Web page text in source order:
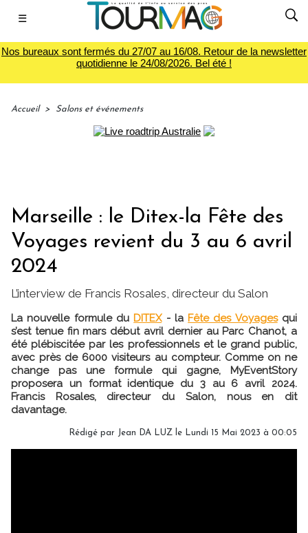
☰
Nos bureaux sont fermés du 27/07 au 16/08. Retour de la newsletter
quotidienne le 24/08/2026. Bel été !
Accueil > Salons et événements
Marseille : le Ditex-la Fête des
Voyages revient du 3 au 6 avril
2024
L’interview de Francis Rosales, directeur du Salon
La nouvelle formule du DITEX- la Fête des Voyagesqui
s’est tenue fin mars début avril dernier au Parc Chanot, a
été plébiscitée par les professionnels et le grand public,
avec près de 6000 visiteurs au compteur. Comme on ne
change pas une formule qui gagne, MyEventStory
proposera un format identique du 3 au 6 avril 2024.
Francis Rosales, directeur du Salon, nous en dit
davantage.
Rédigé par Jean DA LUZ le Lundi 15 Mai 2023 à 00:05